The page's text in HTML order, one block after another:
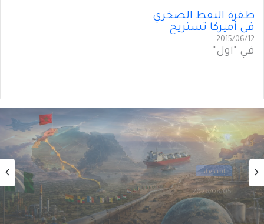
طفرة النفط الصخري
في أميركا تستريح
2015/06/12
في "أول"
أول
2026/08/02
من الغاز إلى الجغرافيا السياسية… ماذا يُغيّرُ خط
نيجيريا–المغرب؟